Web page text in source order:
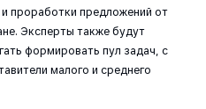
проработки предложений от
Эксперты также будут
формировать пул задач, с
малого и среднего